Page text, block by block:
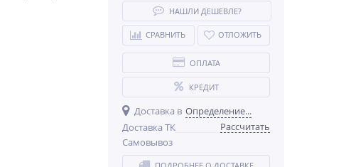
НАШЛИ ДЕШЕВЛЕ?
СРАВНИТЬ ОТЛОЖИТЬ
ОПЛАТА
КРЕДИТ
Доставка в Определение...
Доставка ТК
Рассчитать
Самовывоз